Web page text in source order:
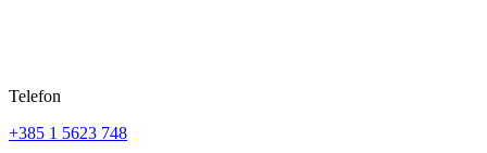
Telefon
+385 1 5623 748